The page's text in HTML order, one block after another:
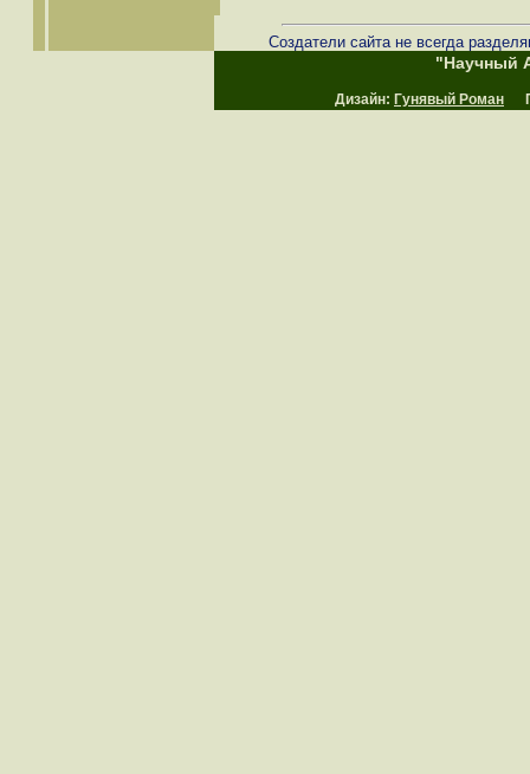
Создатели сайта не всегда
"Научный
Дизайн: Гунявый Роман